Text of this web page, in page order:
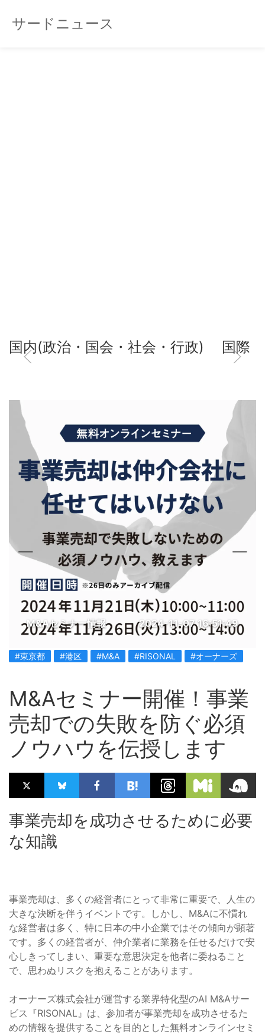
サードニュース
国内(政治・国会・社会・行政) 国際
M&Aセミナー情報 2024-11-07 16:51:49
#東京都 #港区 #M&A #RISONAL #オーナーズ
M&Aセミナー開催！事業
売却での失敗を防ぐ必須
ノウハウを伝授します
事業売却を成功させるために必要
な知識
事業売却は、多くの経営者にとって非常に重要で、人生の
大きな決断を伴うイベントです。しかし、M&Aに不慣れ
な経営者は多く、特に日本の中小企業ではその傾向が顕著
です。多くの経営者が、仲介業者に業務を任せるだけで安
心しきってしまい、重要な意思決定を他者に委ねること
で、思わぬリスクを抱えることがあります。
オーナーズ株式会社が運営する業界特化型のAI M&Aサー
ビス『RISONAL』は、参加者が事業売却を成功させるた
めの情報を提供することを目的とした無料オンラインセミ